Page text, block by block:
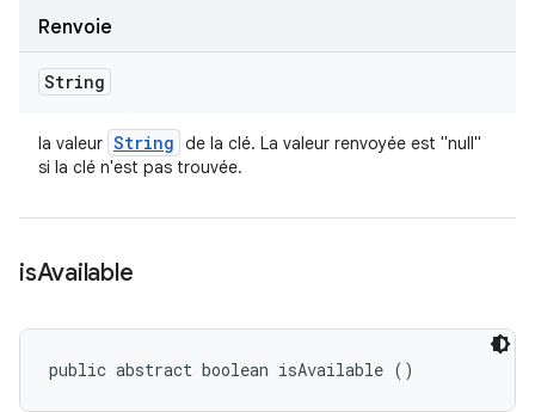
Renvoie
String
la valeur String de la clé. La valeur renvoyée est "null"
si la clé n'est pas trouvée.
isAvailable
public abstract boolean isAvailable ()